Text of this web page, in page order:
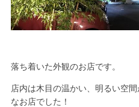
落ち着いた外観のお店です。
店内は木目の温かい、明るい空
なお店でした！